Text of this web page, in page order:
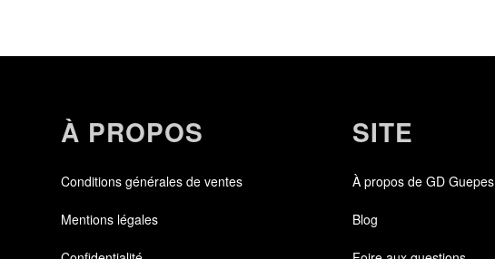
À PROPOS
Conditions générales de ventes
Mentions légales
SITE
À propos de GD Guepes
Blog